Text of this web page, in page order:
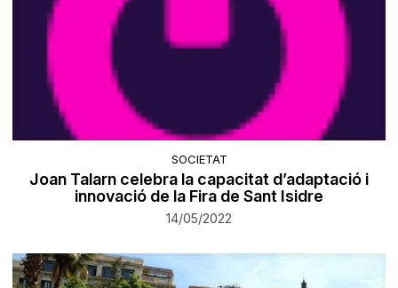
SOCIETAT
Joan Talarn celebra la capacitat d’adaptació i
innovació de la Fira de Sant Isidre
14/05/2022